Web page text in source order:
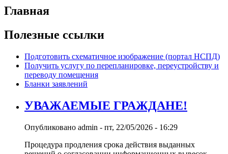
Главная
Полезные ссылки
Подготовить схематичное изображение (портал НСПД)
Получить услугу по перепланировке, переустройству и
переводу помещения
Бланки заявлений
УВАЖАЕМЫЕ ГРАЖДАНЕ!
Опубликовано admin - пт, 22/05/2026 - 16:29
Процедура продления срока действия выданных